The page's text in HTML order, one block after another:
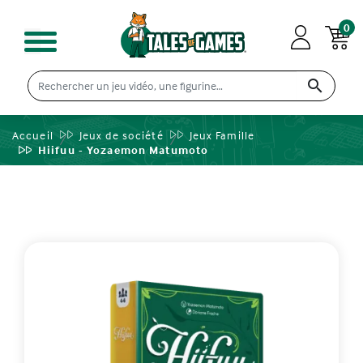

0
Accueil Jeux de société
Jeux Famille
Hiifuu - Yozaemon Matumoto